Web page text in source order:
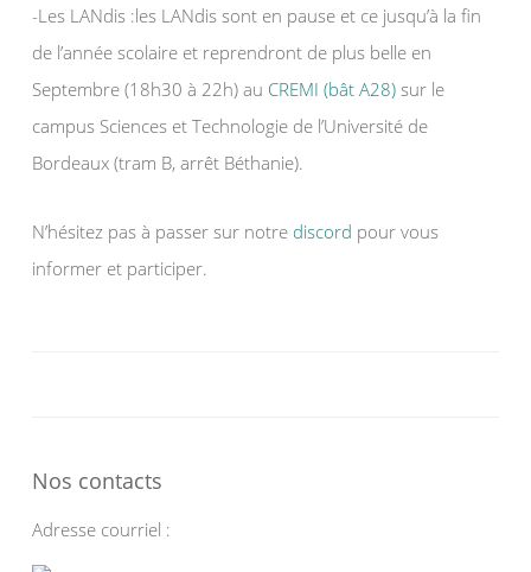
-Les LANdis :les LANdis sont en pause et ce jusqu’à la fin
de l’année scolaire et reprendront de plus belle en
Septembre (18h30 à 22h) au CREMI (bât A28) sur le
campus Sciences et Technologie de l’Université de
Bordeaux (tram B, arrêt Béthanie).
N’hésitez pas à passer sur notre discord pour vous
informer et participer.
Nos contacts
Adresse courriel :